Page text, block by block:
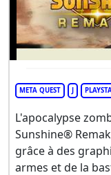
META QUEST J
L'apocalypse
Sunshine®
grâce à des
armes et de la